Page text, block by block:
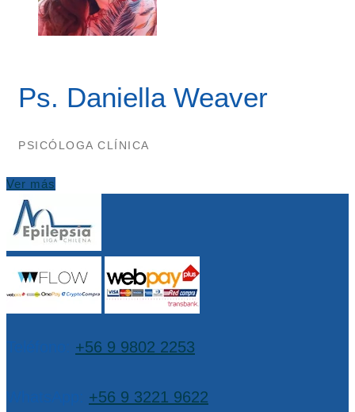
Ps. Daniella Weaver
PSICÓLOGA CLÍNICA
Ver más
+56 9 9802 2253
+56 9 3221 9622